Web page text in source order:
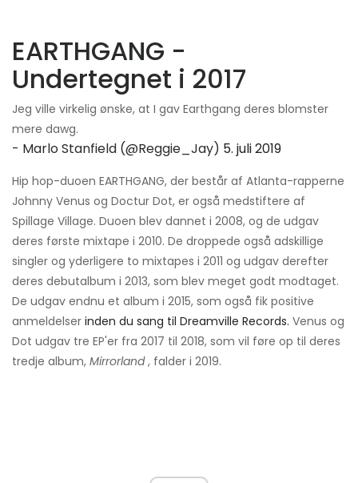
EARTHGANG -
Undertegnet i 2017
Jeg ville virkelig ønske, at I gav Earthgang deres blomster
mere dawg.
- Marlo Stanfield (@Reggie_Jay) 5. juli 2019
Hip hop-duoen EARTHGANG, der består af Atlanta-rapperne
Johnny Venus og Doctur Dot, er også medstiftere af
Spillage Village. Duoen blev dannet i 2008, og de udgav
deres første mixtape i 2010. De droppede også adskillige
singler og yderligere to mixtapes i 2011 og udgav derefter
deres debutalbum i 2013, som blev meget godt modtaget.
De udgav endnu et album i 2015, som også fik positive
anmeldelser inden du sang til Dreamville Records. Venus og
Dot udgav tre EP'er fra 2017 til 2018, som vil føre op til deres
tredje album, Mirrorland, falder i 2019.